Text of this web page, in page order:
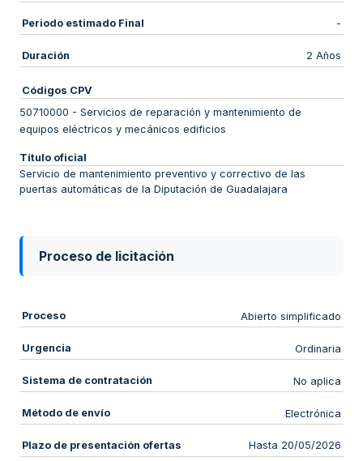
Periodo estimado Final -
Duración 2 Años
Códigos CPV
50710000 - Servicios de reparación y mantenimiento de
equipos eléctricos y mecánicos edificios
Título oficial
Servicio de mantenimiento preventivo y correctivo de las
puertas automáticas de la Diputación de Guadalajara
Proceso de licitación
Proceso Abierto simplificado
Urgencia Ordinaria
Sistema de contratación No aplica
Método de envío Electrónica
Plazo de presentación ofertas Hasta 20/05/2026